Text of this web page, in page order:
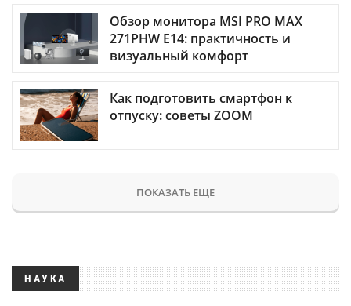
Обзор монитора MSI PRO MAX
271PHW E14: практичность и
визуальный комфорт
Как подготовить смартфон к
отпуску: советы ZOOM
ПОКАЗАТЬ ЕЩЕ
НАУКА